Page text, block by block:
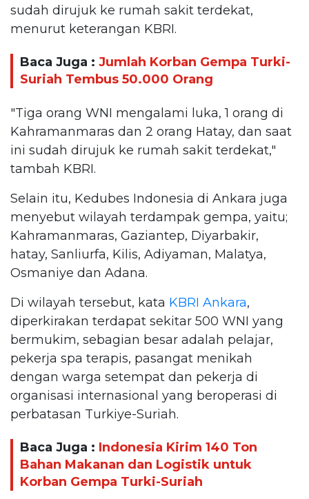
sudah dirujuk ke rumah sakit terdekat,
menurut keterangan KBRI.
Baca Juga : Jumlah Korban Gempa Turki-
Suriah Tembus 50.000 Orang
"Tiga orang WNI mengalami luka, 1 orang di
Kahramanmaras dan 2 orang Hatay, dan saat
ini sudah dirujuk ke rumah sakit terdekat,"
tambah KBRI.
Selain itu, Kedubes Indonesia di Ankara juga
menyebut wilayah terdampak gempa, yaitu;
Kahramanmaras, Gaziantep, Diyarbakir,
hatay, Sanliurfa, Kilis, Adiyaman, Malatya,
Osmaniye dan Adana.
Di wilayah tersebut, kata KBRI Ankara,
diperkirakan terdapat sekitar 500 WNI yang
bermukim, sebagian besar adalah pelajar,
pekerja spa terapis, pasangat menikah
dengan warga setempat dan pekerja di
organisasi internasional yang beroperasi di
perbatasan Turkiye-Suriah.
Baca Juga : Indonesia Kirim 140 Ton
Bahan Makanan dan Logistik untuk
Korban Gempa Turki-Suriah